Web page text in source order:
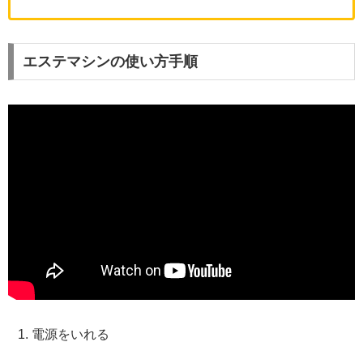
エステマシンの使い方手順
電源をいれる